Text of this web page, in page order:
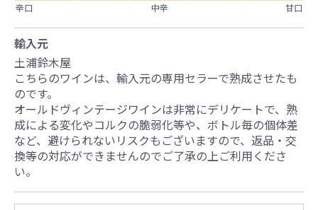
辛口
中辛 甘口
輸入元
土浦鈴木屋
こちらのワインは、輸入元の専用セラーで熟成させたも
のです。
オールドヴィンテージワインは非常にデリケートで、熟
成による変化やコルクの脆弱化等や、ボトル毎の個体差
など、避けられないリスクもございますので、返品・交
換等の対応ができませんのでご了承の上ご利用くださ
い。